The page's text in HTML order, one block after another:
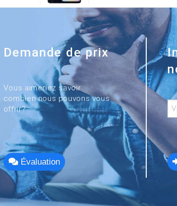
Demande de prix
Vous aimeriez savoir
combien nous pouvons vous
offrir?
Évaluation